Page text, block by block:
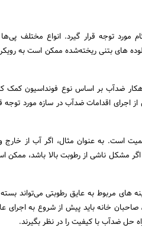
مورد توجه قرار گیرد. انواع مختلف
های بتنی ریخته‌شده ممکن است به
ضدآب بر اساس نوع فونداسیون کمک
اقدامات ضدآب در سازه مورد توجه
است. به عنوان مثال، اگر آب از خارج
مشکل ناشی از رطوبت بالا باشد، ممکن
های مربوط به عایق رطوبتی می‌تواند
خانه باید پیش از شروع به اجرای
حل ضدآب با کیفیت را در نظر بگیرند.